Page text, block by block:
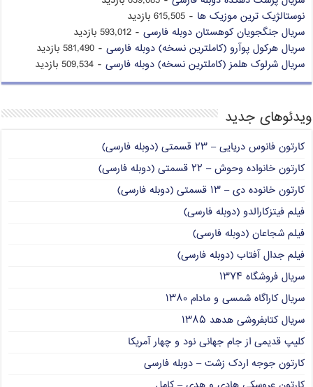
نوستالژیک ترین موزیک ها - 615,505 بازدید
سریال جنگجویان کوهستان دوبله فارسی - 593,012 بازدید
سریال هرکول پوآرو (کاملترین نسخه) دوبله فارسی - 581,490 بازدید
سریال شرلوک هلمز (کاملترین نسخه) دوبله فارسی - 509,534 بازدید
ویدئوهای جدید
کارتون فانوس دریایی – ۲۳ قسمتی (دوبله فارسی)
کارتون خانواده وحوش – ۲۲ قسمتی (دوبله فارسی)
کارتون خانوده دی – ۱۳ قسمتی (دوبله فارسی)
فیلم فیتزکارالدو (دوبله فارسی)
فیلم شجاعان (دوبله فارسی)
فیلم جدال آفتاب (دوبله فارسی)
سریال فروشگاه ۱۳۷۴
سریال کاراگاه شمسی و مادام ۱۳۸۰
سریال کتابفروشی هدهد ۱۳۸۵
کلیپ قدیمی از جام جهانی نود و چهار آمریکا
کارتون جوجه اردک زشت – دوبله فارسی